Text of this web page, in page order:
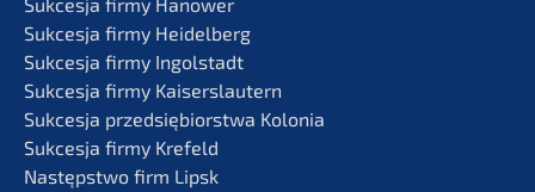
Sukces­ja firmy Hanower
Sukces­ja firmy Heidelberg
Sukces­ja firmy Ingolstadt
Sukces­ja firmy Kaiserslautern
Sukces­ja przedsię­bi­orst­wa Kolonia
Sukces­ja firmy Krefeld
Następst­wo firm Lipsk